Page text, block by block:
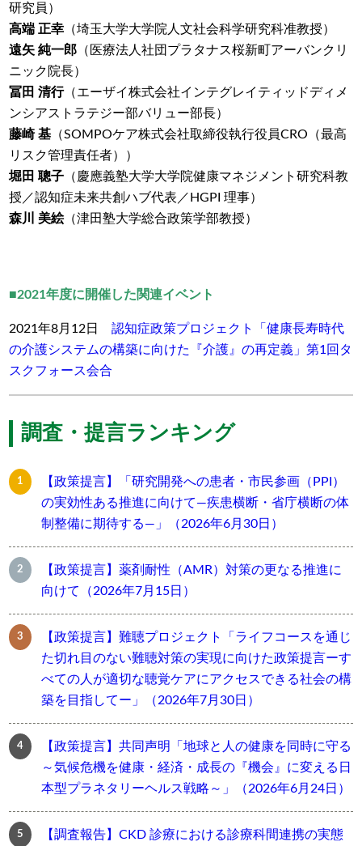
研究員）
高端 正幸 （埼玉大学大学院 人文社会科学研究科准教授）
遠矢 純一郎 （医療法人社団プラタナス桜新町アーバンクリ
ニック 院長）
冨田 清行（エーザイ株式会社インテグレイティッドディメ
ンシアストラテジー部バリュー部長）
藤崎 基 （SOMPOケア株式会社取締役執行役員CRO （最高
リスク管理責任者））
堀田 聰子 （慶應義塾大学大学院健康マネジメント研究科教
授／認知症未来共創ハブ代表／HGPI理事）
森川 美絵（津田塾大学総合政策学部教授）
■2021年度に開催した関連イベント
2021年8月12日認知症政策プロジェクト「健康長寿時代
の介護システムの構築に向けた『介護』の再定義」第1回タ
スクフォース会合
調査・提言ランキング
【政策提言】「研究開発への患者・市民参画（PPI）
の実効性ある推進に向けて―疾患横断・省庁横断の体
制整備に期待する―」（2026年6月30日）
【政策提言】薬剤耐性（AMR）対策の更なる推進に
向けて（2026年7月15日）
【政策提言】難聴プロジェクト「ライフコースを通じ
た切れ目のない難聴対策の実現に向けた政策提言ーす
べての人が適切な聴覚ケアにアクセスできる社会の構
築を目指してー」（2026年7月30日）
【政策提言】共同声明「地球と人の健康を同時に守る
～気候危機を健康・経済・成長の『機会』に変える日
本型プラネタリーヘルス戦略～」（2026年6月24日）
【調査報告】CKD 診療における診療科間連携の実態